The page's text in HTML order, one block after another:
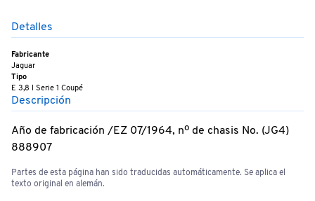
Detalles
Fabricante
Jaguar
Tipo
E 3,8 l Serie 1 Coupé
Descripción
Año de fabricación /EZ 07/1964, nº de chasis No. (JG4)
888907
Partes de esta página han sido traducidas automáticamente. Se aplica el
texto original en alemán.